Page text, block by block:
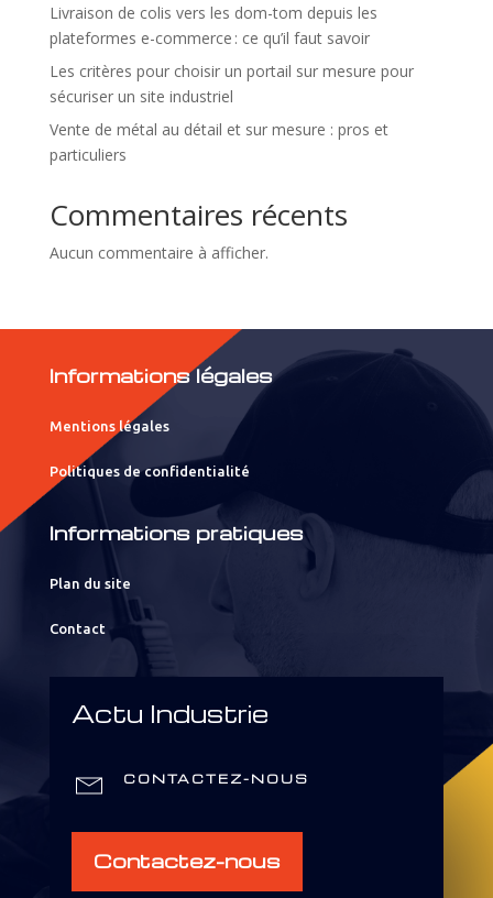
Livraison de colis vers les dom-tom depuis les
plateformes e-commerce : ce qu’il faut savoir
Les critères pour choisir un portail sur mesure pour
sécuriser un site industriel
Vente de métal au détail et sur mesure : pros et
particuliers
Commentaires récents
Aucun commentaire à afficher.
Informations légales
Mentions légales
Politiques de confidentialité
Informations pratiques
Plan du site
Contact
Actu Industrie
CONTACTEZ-NOUS
Contactez-nous